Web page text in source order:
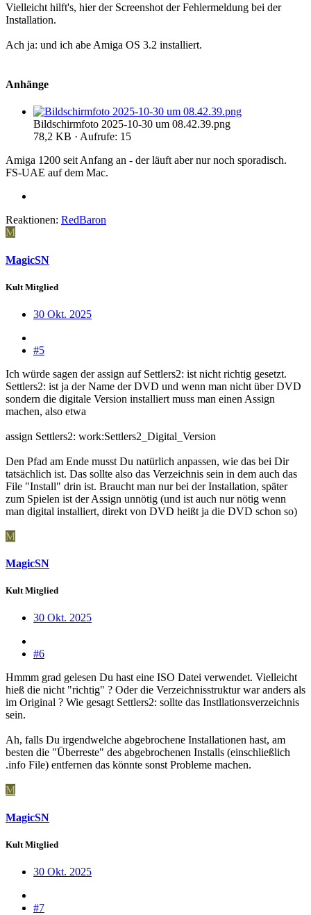
Vielleicht hilft's, hier der Screenshot der Fehlermeldung bei der
Installation.
Ach ja: und ich abe Amiga OS 3.2 installiert.
Anhänge
Bildschirmfoto 2025-10-30 um 08.42.39.png
78,2 KB · Aufrufe: 15
Amiga 1200 seit Anfang an - der läuft aber nur noch sporadisch.
FS-UAE auf dem Mac.
Reaktionen: RedBaron
M
MagicSN
Kult Mitglied
30 Okt. 2025
#5
Ich würde sagen der assign auf Settlers2: ist nicht richtig gesetzt.
Settlers2: ist ja der Name der DVD und wenn man nicht über DVD
sondern die digitale Version installiert muss man einen Assign
machen, also etwa
assign Settlers2: work:Settlers2_Digital_Version
Den Pfad am Ende musst Du natürlich anpassen, wie das bei Dir
tatsächlich ist. Das sollte also das Verzeichnis sein in dem auch das
File "Install" drin ist. Braucht man nur bei der Installation, später
zum Spielen ist der Assign unnötig (und ist auch nur nötig wenn
man digital installiert, direkt von DVD heißt ja die DVD schon so)
M
MagicSN
Kult Mitglied
30 Okt. 2025
#6
Hmmm grad gelesen Du hast eine ISO Datei verwendet. Vielleicht
hieß die nicht "richtig" ? Oder die Verzeichnisstruktur war anders als
im Original ? Wie gesagt Settlers2: sollte das Instllationsverzeichnis
sein.
Ah, falls Du irgendwelche abgebrochene Installationen hast, am
besten die "Überreste" des abgebrochenen Installs (einschließlich
.info File) entfernen das könnte sonst Probleme machen.
M
MagicSN
Kult Mitglied
30 Okt. 2025
#7